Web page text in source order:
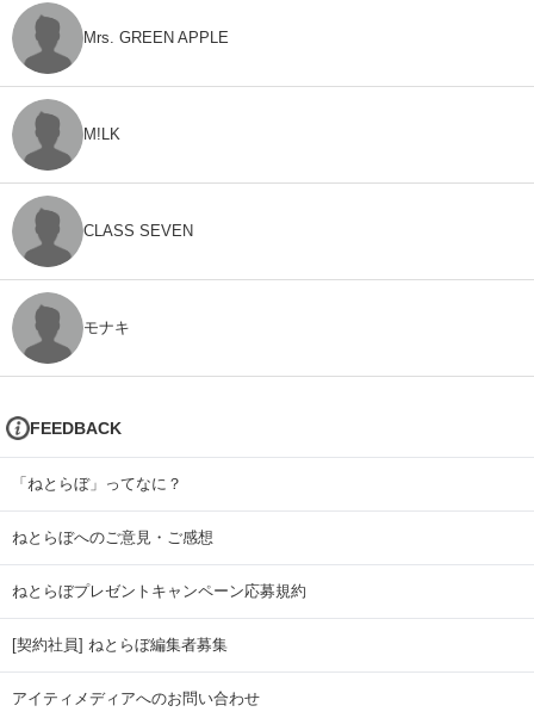
Mrs. GREEN APPLE
M!LK
CLASS SEVEN
モナキ
FEEDBACK
「ねとらぼ」ってなに？
ねとらぼへのご意見・ご感想
ねとらぼプレゼントキャンペーン応募規約
[契約社員] ねとらぼ編集者募集
アイティメディアへのお問い合わせ